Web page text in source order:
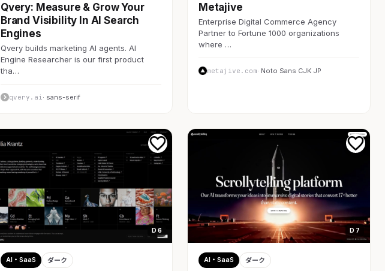
Qvery: Measure & Grow Your
Brand Visibility In AI Search
Engines
Qvery builds marketing AI agents. AI
Engine Researcher is our first product
tha…
qvery.ai · sans-serif
Metajive
Enterprise Digital Commerce Agency
Partner to Fortune 1000 organizations
where …
metajive.com· Noto Sans CJK JP
D 6
AI・SaaS ダーク
D 7
AI・SaaS ダーク